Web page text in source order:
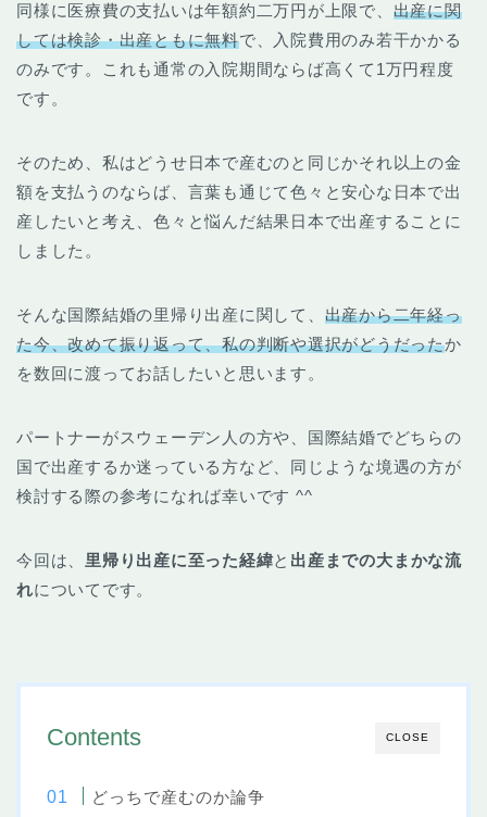
同様に医療費の支払いは年額約二万円が上限で、 出産に関
しては検診・出産ともに無料で、入院費用のみ若干かかる
のみです。これも通常の入院期間ならば高くて1万円程度
です。
そのため、私はどうせ日本で産むのと同じかそれ以上の金
額を支払うのならば、言葉も通じて色々と安心な日本で出
産したいと考え、色々と悩んだ結果日本で出産することに
しました。
そんな国際結婚の里帰り出産に関して、 出産から二年経っ
た今、改めて振り返って、私の判断や選択がどうだったか
を数回に渡ってお話したいと思います。
パートナーがスウェーデン人の方や、国際結婚でどちらの
国で出産するか迷っている方など、同じような境遇の方が
検討する際の参考になれば幸いです ^^
今回は、 里帰り出産に至った経緯と 出産までの大まかな流
れについてです。
CLOSE
Contents
どっちで産むのか論争